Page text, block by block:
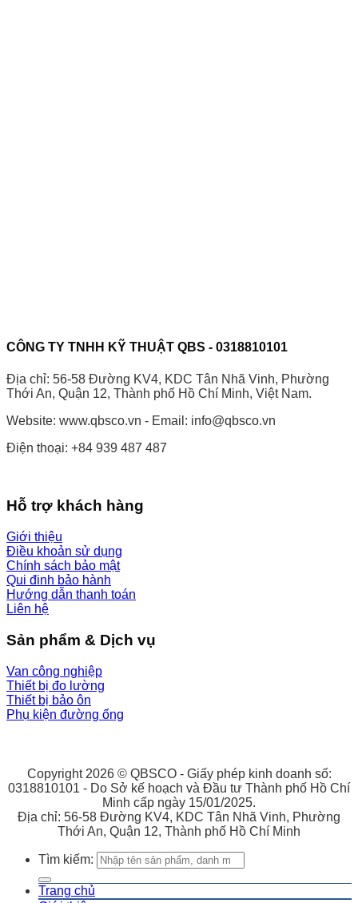
CÔNG TY TNHH KỸ THUẬT QBS - 0318810101
Địa chỉ: 56-58 Đường KV4, KDC Tân Nhã Vinh, Phường
Thới An, Quận 12, Thành phố Hồ Chí Minh, Việt Nam.
Website: www.qbsco.vn - Email: info@qbsco.vn
Điện thoại: +84 939 487 487
Hỗ trợ khách hàng
Giới thiệu
Điều khoản sử dụng
Chính sách bảo mật
Qui đinh bảo hành
Hướng dẫn thanh toán
Liên hệ
Sản phẩm & Dịch vụ
Van công nghiệp
Thiết bị đo lường
Thiết bị bảo ôn
Phụ kiện đường ống
Copyright 2026 © QBSCO - Giấy phép kinh doanh số:
0318810101 - Do Sở kế hoạch và Đầu tư Thành phố Hồ Chí
Minh cấp ngày 15/01/2025.
Địa chỉ: 56-58 Đường KV4, KDC Tân Nhã Vinh, Phường
Thới An, Quận 12, Thành phố Hồ Chí Minh
Tìm kiếm:
Trang chủ